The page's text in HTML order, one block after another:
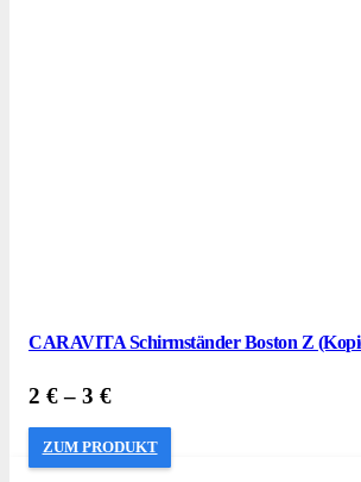
CARAVITA Schirmständer Boston Z
2 €– 3 €
ZUM PRODUKT